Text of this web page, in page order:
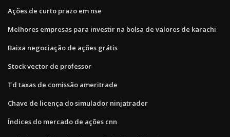
Ações de curto prazo em nse
Melhores empresas para investir na bolsa de valores de karachi
Baixa negociação de ações grátis
Stock vector de professor
Td taxas de comissão ameritrade
Chave de licença do simulador ninjatrader
Índices do mercado de ações cnn